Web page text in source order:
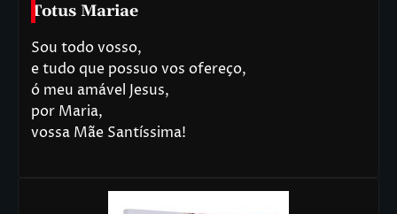
Totus Mariae
Sou todo vosso,
e tudo que possuo vos ofereço,
ó meu amável Jesus,
por Maria,
vossa Mãe Santíssima!